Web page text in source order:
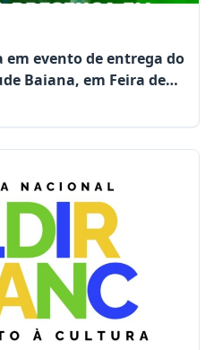
evento de entrega do
Baiana, em Feira de